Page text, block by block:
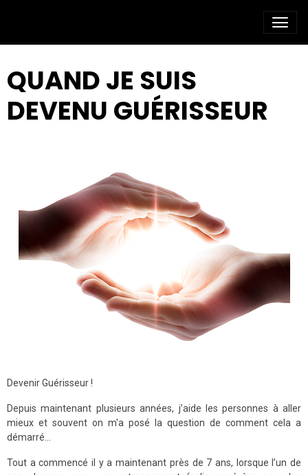
QUAND JE SUIS
DEVENU GUÉRISSEUR
Devenir Guérisseur !
Depuis maintenant plusieurs années, j’aide les personnes à aller
mieux et souvent on m'a posé la question de comment cela a
démarré...
Tout a commencé il y a maintenant près de 7 ans, lorsque l’un de